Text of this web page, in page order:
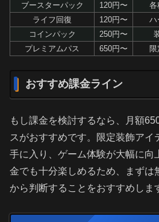
ブースターパック
120円〜
各
ライフ回復
120円〜
ハ
コインパック
250円〜
プレミアムパス
650円〜
おすすめ課金ライン
もし課金を検討するなら、月額
スがおすすめです。限定装飾アイ
手に入り、ゲーム体験が大幅に向
金でも十分楽しめるため、まずは
から判断することをおすすめしま